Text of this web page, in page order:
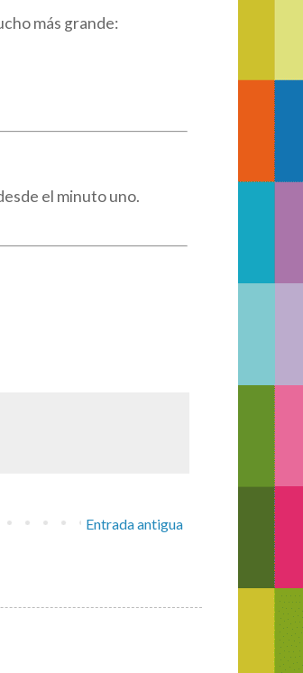
más grande:
el minuto uno.
Entrada antigua